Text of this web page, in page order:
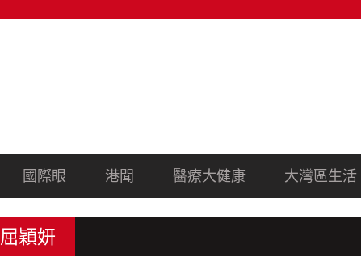
國際眼 港聞 醫療大健康 大灣區生活
屈穎妍